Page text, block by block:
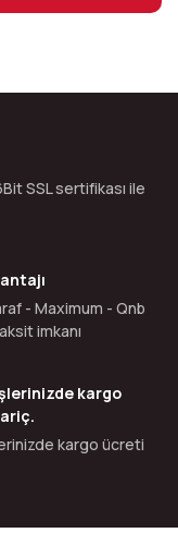
SSL sertifikası ile
- Maximum - Qnb
imkanı
kargo
kargo ücreti